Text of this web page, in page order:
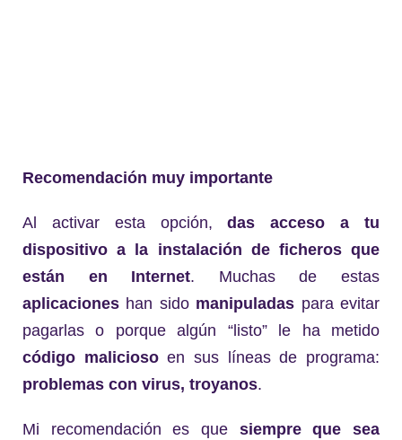
Recomendación muy importante
Al activar esta opción,das acceso a tu
dispositivo a la instalación de ficheros que
están en Internet. Muchas de estas
aplicaciones han sido manipuladas para evitar
pagarlas o porque algún “listo” le ha metido
código maliciosoen sus líneas de programa:
problemas con virus, troyanos.
Mi recomendación es que siempre que sea